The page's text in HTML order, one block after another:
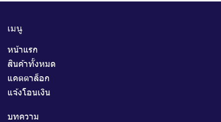
เมนู
หน้าแรก
สินค้าทั้งหมด
แคตตาล็อก
แจ้งโอนเงิน
บทความ